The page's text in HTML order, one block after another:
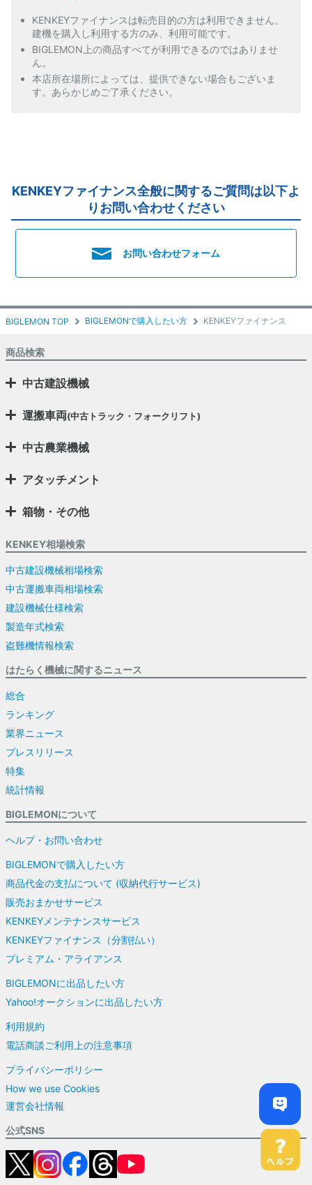
BIGLEMON TOP BIGLEMONで購入したい方 KENKEYファイナンス
KENKEYファイナンスは転売目的の方は利用できません。
建機を購入し利用する方のみ、利用可能です。
BIGLEMON上の商品すべてが利用できるのではありませ
ん。
本店所在場所によっては、提供できない場合もございま
す。あらかじめご了承ください。
KENKEYファイナンス全般に関するご質問は以下よ
りお問い合わせください
お問い合わせフォーム
商品検索
中古建設機械
運搬車両(中古トラック・フォークリフト)
中古農業機械
アタッチメント
箱物・その他
KENKEY相場検索
中古建設機械相場検索
中古運搬車両相場検索
建設機械仕様検索
製造年式検索
盗難機情報検索
はたらく機械に関するニュース
総合
ランキング
業界ニュース
プレスリリース
特集
統計情報
BIGLEMONについて
ヘルプ・お問い合わせ
BIGLEMONで購入したい方
商品代金の支払について (収納代行サービス)
販売おまかせサービス
KENKEYメンテナンスサービス
KENKEYファイナンス（分割払い）
プレミアム・アライアンス
BIGLEMONに出品したい方
Yahoo!オークションに出品したい方
利用規約
電話商談ご利用上の注意事項
プライバシーポリシー
How we use Cookies
運営会社情報
公式SNS